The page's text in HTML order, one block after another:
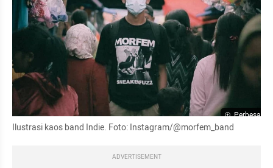
Perbesar
Ilustrasi kaos band Indie. Foto: Instagram/@morfem_band
ADVERTISEMENT